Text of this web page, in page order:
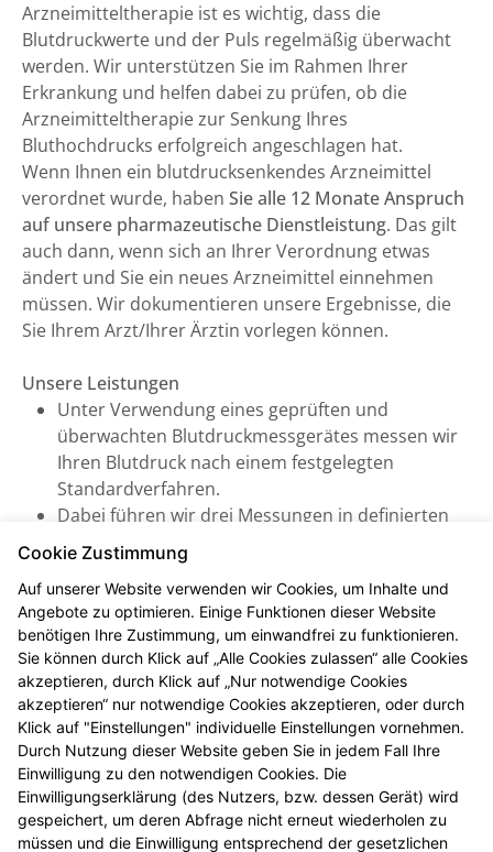
Arzneimitteltherapie ist es wichtig, dass die
Blutdruckwerte und der Puls regelmäßig überwacht
werden. Wir unterstützen Sie im Rahmen Ihrer
Erkrankung und helfen dabei zu prüfen, ob die
Arzneimitteltherapie zur Senkung Ihres
Bluthochdrucks erfolgreich angeschlagen hat.
Wenn Ihnen ein blutdrucksenkendes Arzneimittel
verordnet wurde, haben Sie alle 12 Monate Anspruch
auf unsere pharmazeutische Dienstleistung. Das gilt
auch dann, wenn sich an Ihrer Verordnung etwas
ändert und Sie ein neues Arzneimittel einnehmen
müssen. Wir dokumentieren unsere Ergebnisse, die
Sie Ihrem Arzt/Ihrer Ärztin vorlegen können.
Unsere Leistungen
Unter Verwendung eines geprüften und
überwachten Blutdruckmessgerätes messen wir
Ihren Blutdruck nach einem festgelegten
Standardverfahren.
Dabei führen wir drei Messungen in definierten
Abständen durch, woraus sich ein systolischer
und diastolischer Mittelwert errechnen lässt (inkl.
Puls). Daraus können wir eine verlässliche
Aussage treffen und beraten Sie zu Ihrem
individuellen Bluthochdruck-Risiko.
Je nach Ergebnis sprechen wir weitere Empfehlungen
aus, die wir nach Ihrer Zustimmung mit Ihrem
Arzt/Ihrer Ärztin abstimmen.
Alles kostenfrei für Sie
Die Kosten der standardisierten Risikoerfassung bei
Cookie Zustimmung
Auf unserer Website verwenden wir Cookies, um Inhalte und
Angebote zu optimieren. Einige Funktionen dieser Website
benötigen Ihre Zustimmung, um einwandfrei zu funktionieren.
Sie können durch Klick auf „Alle Cookies zulassen“ alle Cookies
akzeptieren, durch Klick auf „Nur notwendige Cookies
akzeptieren“ nur notwendige Cookies akzeptieren, oder durch
Klick auf "Einstellungen" individuelle Einstellungen vornehmen.
Durch Nutzung dieser Website geben Sie in jedem Fall Ihre
Einwilligung zu den notwendigen Cookies. Die
Einwilligungserklärung (des Nutzers, bzw. dessen Gerät) wird
gespeichert, um deren Abfrage nicht erneut wiederholen zu
müssen und die Einwilligung entsprechend der gesetzlichen